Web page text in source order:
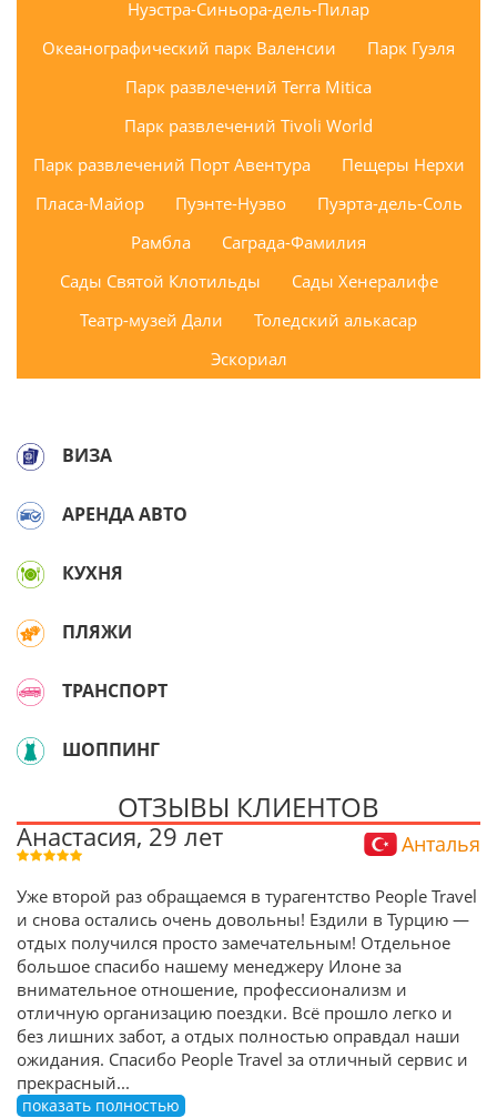
Нуэстра-Синьора-дель-Пилар
Океанографический парк Валенсии
Парк Гуэля
Парк развлечений Terra Mitica
Парк развлечений Tivoli World
Парк развлечений Порт Авентура
Пещеры Нерхи
Пласа-Майор
Пуэнте-Нуэво
Пуэрта-дель-Соль
Рамбла
Саграда-Фамилия
Сады Святой Клотильды
Сады Хенералифе
Театр-музей Дали
Толедский алькасар
Эскориал
ВИЗА
АРЕНДА АВТО
КУХНЯ
ПЛЯЖИ
ТРАНСПОРТ
ШОППИНГ
ОТЗЫВЫ КЛИЕНТОВ
Анастасия, 29 лет Анталья
Уже второй раз обращаемся в турагентство People Travel
и снова остались очень довольны! Ездили в Турцию —
отдых получился просто замечательным! Отдельное
большое спасибо нашему менеджеру Илоне за
внимательное отношение, профессионализм и
отличную организацию поездки. Всё прошло легко и
без лишних забот, а отдых полностью оправдал наши
ожидания. Спасибо People Travel за отличный сервис и
прекрасный...
показать полностью